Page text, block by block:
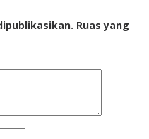
Ruas yang